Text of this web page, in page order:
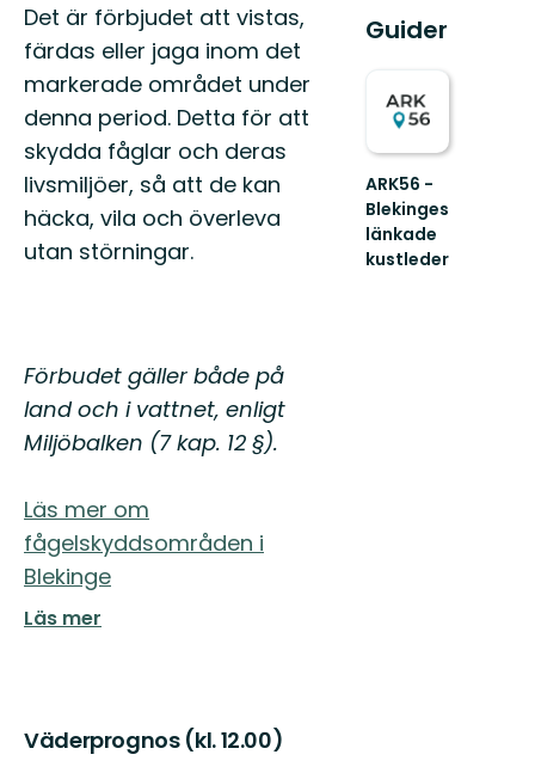
Det är förbjudet att vistas,
färdas eller jaga inom det
markerade området under
denna period. Detta för att
skydda fåglar och deras
livsmiljöer, så att de kan
häcka, vila och överleva
utan störningar.
Förbudet gäller både på
land och i vattnet, enligt
Miljöbalken (7 kap. 12 §).
Läs mer om
fågelskyddsområden i
Blekinge
Läs mer
Väderprognos (kl. 12.00)
Guider
ARK56 -
Blekinges
länkade
kustleder